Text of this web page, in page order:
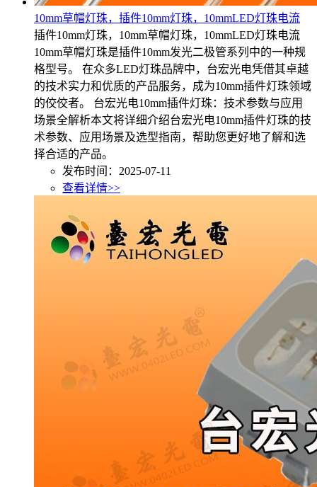
10mm草帽灯珠，插件10mm灯珠，10mmLED灯珠电流
插件10mm灯珠，10mm草帽灯珠，10mmLED灯珠电流
10mm草帽灯珠是插件10mm发光二极管系列中的一种规
格型号。 在众多LED灯珠品牌中，台宏光电凭借其卓越
的技术实力和优质的产品服务，成为10mm插件灯珠领域
的佼佼者。 台宏光电10mm插件灯珠：技术参数与应用
场景全解析本文将详细介绍台宏光电10mm插件灯珠的技
术参数、应用场景及选型指南，帮助您更好地了解和选
择合适的产品。
发布时间：2025-07-11
查看详情>>